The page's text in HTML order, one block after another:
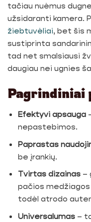
tačiau nuėmus
užsidaranti kamera.
žiebtuvėliai, bet šis
sustiprinta
tad net smalsiausi
daugiau nei ugnies
Pagrindiniai
Efektyvi apsauga
nepastebimos.
Paprastas
be įrankių.
Tvirtas dizainas–
pačios
todėl atrodo
Universalumas–